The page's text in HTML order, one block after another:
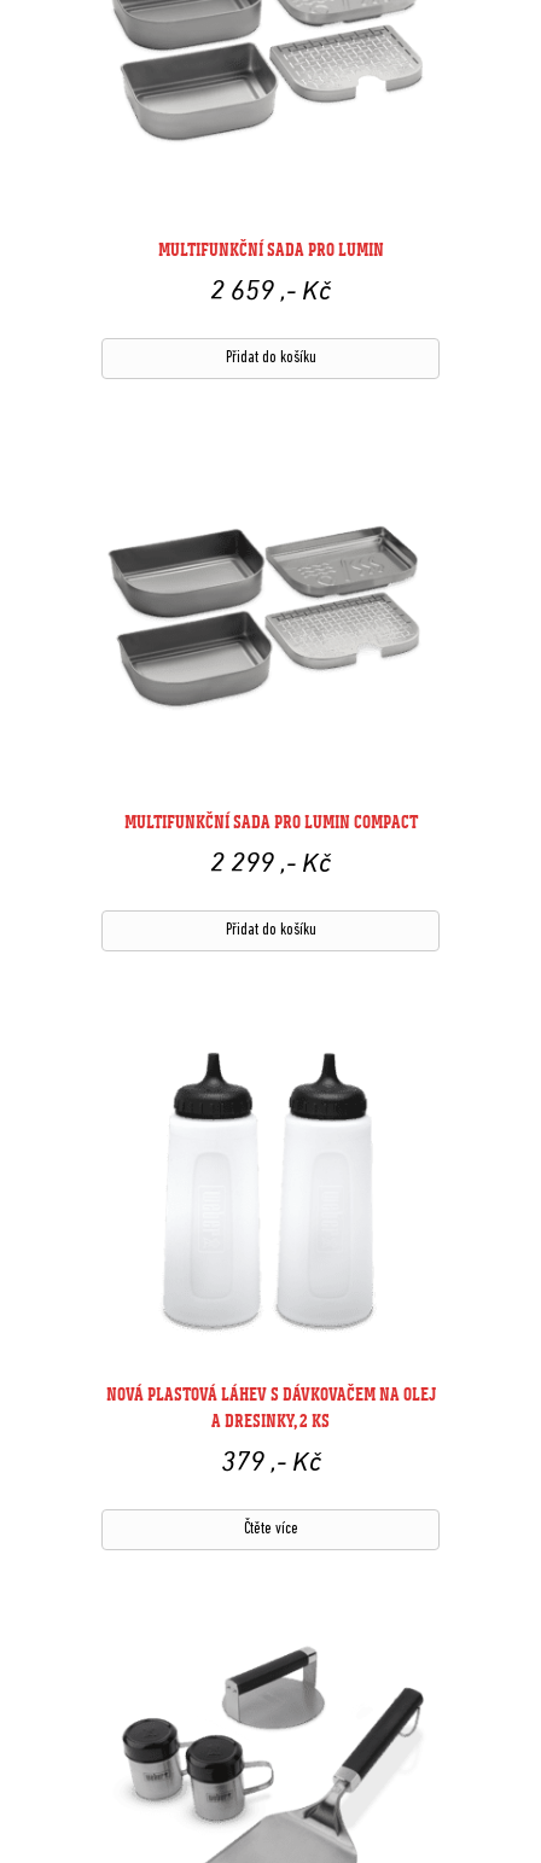
MULTIFUNKČNÍ SADA PRO LUMIN
2 659 ,- Kč
Přidat do košíku
MULTIFUNKČNÍ SADA PRO LUMIN COMPACT
2 299 ,- Kč
Přidat do košíku
NOVÁ PLASTOVÁ LÁHEV S DÁVKOVAČEM NA OLEJ
A DRESINKY, 2 KS
379 ,- Kč
Čtěte více